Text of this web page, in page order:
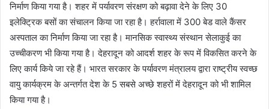
निर्माण किया गया है। शहर में पर्यावरण संरक्षण को बढ़ावा देने के लिए 30
इलेक्ट्रिक बसों का संचालन किया जा रहा है। हर्रावाला में 300 बेड वाले कैंसर
अस्पताल का निर्माण किया जा रहा है। मानसिक स्वास्थ्य संस्थान सेलाकुई का
उच्चीकरण भी किया गया है। देहरादून को आदर्श शहर के रूप में विकसित करने के
लिए कार्य किये जा रहे हैं। भारत सरकार के पर्यावरण मंत्रालय द्वारा राष्ट्रीय स्वच्छ
वायु कार्यक्रम के अन्तर्गत देश के 5 सबसे अच्छे शहरों में देहरादून को भी शामिल
किया गया है।